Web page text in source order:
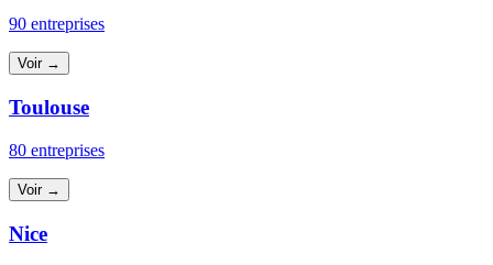
90 entreprises
Voir →
Toulouse
80 entreprises
Voir →
Nice